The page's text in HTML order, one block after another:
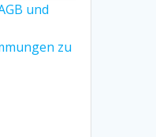
und
zu